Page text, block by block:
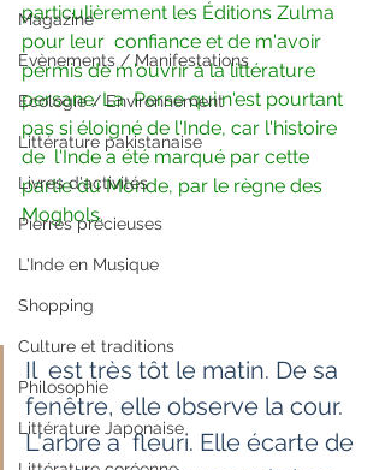
Magazine
Evènements / Manifestations
Ecologie / Environnement
Littérature pakistanaise
Livres d'activités
Pierres précieuses
L'Inde en Musique
Shopping
Culture et traditions
Philosophie
Littérature Japonaise
particulièrement les Éditions Zulma
pour leur  confiance et de m'avoir
permis de m'ouvrir à la littérature
persane. La  Perse qui n'est pourtant
pas si éloigné de l'Inde, car l'histoire
de  l'Inde a été marqué par cette
partie du Monde, par le règne des
Moghols.
Il  est très tôt le matin. De sa
fenêtre, elle observe la cour.
L'arbre a  fleuri. Elle écarte de